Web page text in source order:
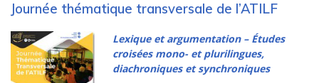
Journée thématique transversale de l’ATILF
Lexique et argumentation – Études
croisées mono- et plurilingues,
diachroniques et synchroniques